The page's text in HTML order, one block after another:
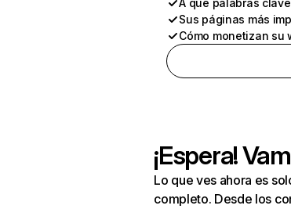
A qué palabras
Sus páginas más
Cómo monetizan su
¡Espera!
Lo que ves ahora es
completo. Desde los